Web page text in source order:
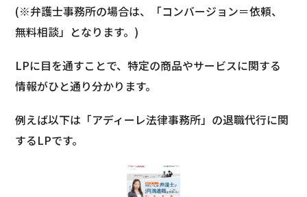
(※弁護士事務所の場合は、「コンバージョン＝依頼、
無料相談」となります。)
LPに目を通すことで、特定の商品やサービスに関する
情報がひと通り分かります。
例えば以下は「アディーレ法律事務所」の退職代行に関
するLPです。